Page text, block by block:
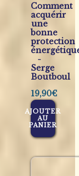
Comment
acquérir
une
bonne
protection
-
Serge
Boutboul
19,90€
AJOUTER
AU
PANIER